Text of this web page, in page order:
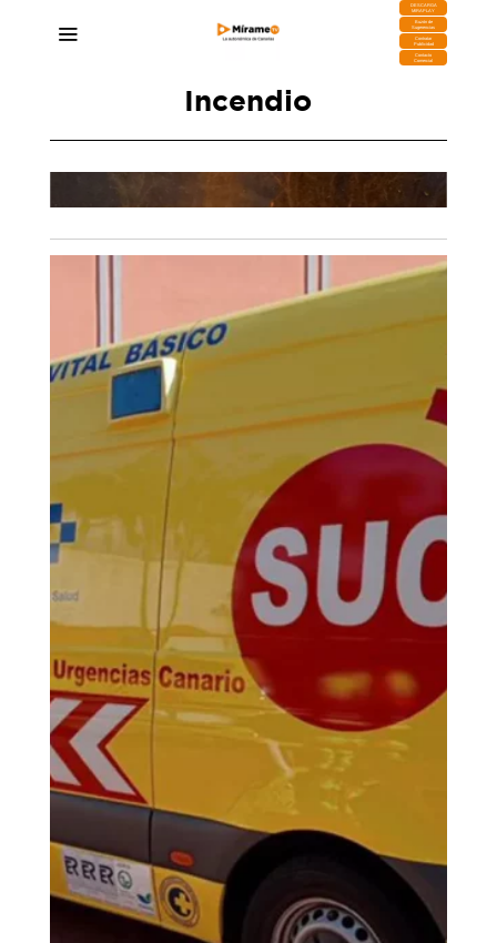
DESCARGA
MIRAPLAY
Buzón de
Sugerencias
Contratar
Publicidad
Contacto
Comercial
Incendio
Estas son las medidas preventivas por riesgo de
incendios forestales en la isla de Tenerife